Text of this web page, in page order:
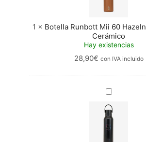
-
Interior
Cerámico
1 × Botella Runbott Mii 60
Cerámico
Hay existencias
28,90€ con IVA incluido
Mii
Barça
<br/>
Ghosting
Black